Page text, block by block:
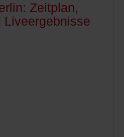
Zeitplan,
Liveergebnisse